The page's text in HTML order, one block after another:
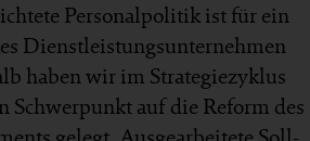
Personal­politik ist für ein
Dienst­leistungs­unternehmen
haben wir im Strategie­zyklus
Schwer­punkt auf die Reform des